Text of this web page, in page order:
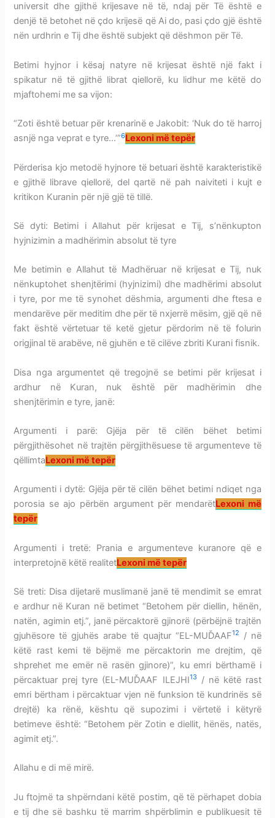
universit dhe gjithë krijesave në të, ndaj për Të është e
denjë të betohet në çdo krijesë që Ai do, pasi çdo gjë është
nën urdhrin e Tij dhe është subjekt që dëshmon për Të.
Betimi hyjnor i kësaj natyre në krijesat është një fakt i
spikatur në të gjithë librat qiellorë, ku lidhur me këtë do
mjaftohemi me sa vijon:
“Zoti është betuar për krenarinë e Jakobit: ‘Nuk do të harroj
asnjë nga veprat e tyre…’”6Lexoni më tepër
Përderisa kjo metodë hyjnore të betuari është karakteristikë
e gjithë librave qiellorë, del qartë në pah naiviteti i kujt e
kritikon Kuranin për një gjë të tillë.
Së dyti: Betimi i Allahut për krijesat e Tij, s’nënkupton
hyjnizimin a madhërimin absolut të tyre
Me betimin e Allahut të Madhëruar në krijesat e Tij, nuk
nënkuptohet shenjtërimi (hyjnizimi) dhe madhërimi absolut
i tyre, por me të synohet dëshmia, argumenti dhe ftesa e
mendarëve për meditim dhe për të nxjerrë mësim, gjë që në
fakt është vërtetuar të ketë gjetur përdorim në të folurin
origjinal të arabëve, në gjuhën e të cilëve zbriti Kurani fisnik.
Disa nga argumentet që tregojnë se betimi për krijesat i
ardhur në Kuran, nuk është për madhërimin dhe
shenjtërimin e tyre, janë:
Argumenti i parë: Gjëja për të cilën bëhet betimi
përgjithësohet në trajtën përgjithësuese të argumenteve të
qëllimtaLexoni më tepër
Argumenti i dytë: Gjëja për të cilën bëhet betimi ndiqet nga
porosia se ajo përbën argument për mendarëtLexoni më
tepër
Argumenti i tretë: Prania e argumenteve kuranore që e
interpretojnë këtë realitetLexoni më tepër
Së treti: Disa dijetarë muslimanë janë të mendimit se emrat
e ardhur në Kuran në betimet “Betohem për diellin, hënën,
natën, agimin etj.”, janë përcaktorë gjinorë (përbëjnë trajtën
gjuhësore të gjuhës arabe të quajtur “EL-MUĎAAF12
/ në
këtë rast kemi të bëjmë me përcaktorin me drejtim, që
shprehet me emër në rasën gjinore)”, ku emri bërthamë i
përcaktuar prej tyre (EL-MUĎAAF ILEJHI13
/ në këtë rast
emri bërtham i përcaktuar vjen në funksion të kundrinës së
drejtë) ka rënë, kështu që supozimi i vërtetë i këtyrë
betimeve është: “Betohem për Zotin e diellit, hënës, natës,
agimit etj.”.
Allahu e di më mirë.
Ju ftojmë ta shpërndani këtë postim, që të përhapet dobia
e tij dhe së bashku të marrim shpërblimin e publikuesit të